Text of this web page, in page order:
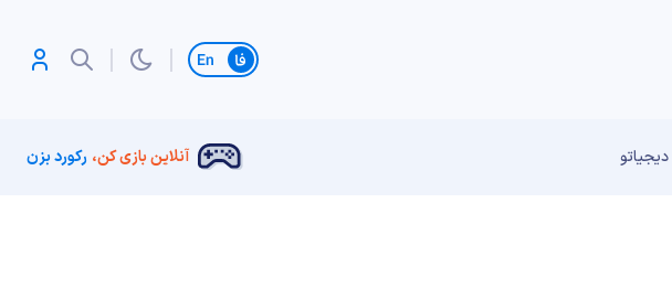
تغییر زبان
دیجیاتو آنلاین بازی کن، رکورد بزن